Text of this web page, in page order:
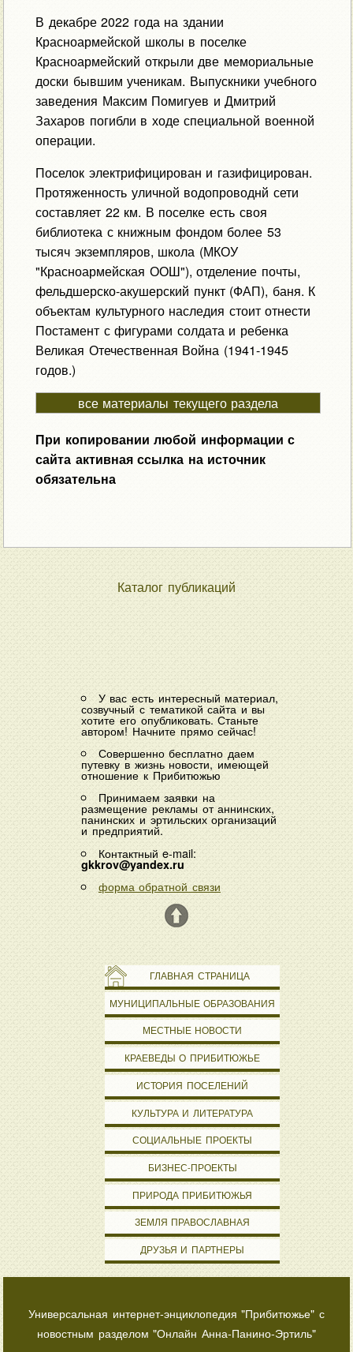
В декабре 2022 года на здании
Красноармейской школы в поселке
Красноармейский открыли две мемориальные
доски бывшим ученикам. Выпускники учебного
заведения Максим Помигуев и Дмитрий
Захаров погибли в ходе специальной военной
операции.
Поселок электрифицирован и газифицирован.
Протяженность уличной водопроводнй сети
составляет 22 км. В поселке есть своя
библиотека с книжным фондом более 53
тысяч экземпляров, школа (МКОУ
"Красноармейская ООШ"), отделение почты,
фельдшерско-акушерский пункт (ФАП), баня. К
объектам культурного наследия стоит отнести
Постамент с фигурами солдата и ребенка
Великая Отечественная Война (1941-1945
годов.)
все материалы текущего раздела
При копировании любой информации с
сайта активная ссылка на источник
обязательна
Каталог публикаций
У вас есть интересный материал,
созвучный с тематикой сайта и вы
хотите его опубликовать. Станьте
автором! Начните прямо сейчас!
Совершенно бесплатно даем
путевку в жизнь новости, имеющей
отношение к Прибитюжью
Принимаем заявки на
размещение рекламы от аннинских,
панинских и эртильских организаций
и предприятий.
Контактный e-mail:
gkkrov@yandex.ru
форма обратной связи
ГЛАВНАЯ СТРАНИЦА
МУНИЦИПАЛЬНЫЕ ОБРАЗОВАНИЯ
МЕСТНЫЕ НОВОСТИ
КРАЕВЕДЫ О ПРИБИТЮЖЬЕ
ИСТОРИЯ ПОСЕЛЕНИЙ
КУЛЬТУРА И ЛИТЕРАТУРА
СОЦИАЛЬНЫЕ ПРОЕКТЫ
БИЗНЕС-ПРОЕКТЫ
ПРИРОДА ПРИБИТЮЖЬЯ
ЗЕМЛЯ ПРАВОСЛАВНАЯ
ДРУЗЬЯ И ПАРТНЕРЫ
Универсальная интернет-энциклопедия "Прибитюжье" с
новостным разделом "Онлайн Анна-Панино-Эртиль"